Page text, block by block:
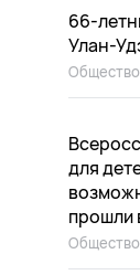
66-
Улан-
Общество
для
прошли
Общество